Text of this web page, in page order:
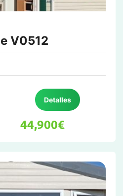
V0512
Detalles
44,900€